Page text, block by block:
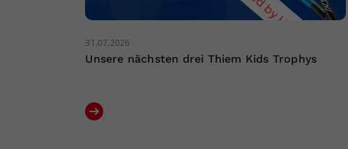
31.07.2026
Unsere nächsten drei Thiem Kids Trophys